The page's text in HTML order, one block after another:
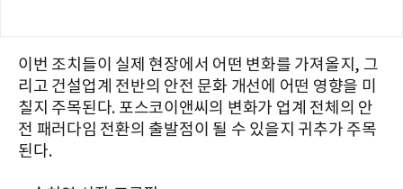
이번 조치들이 실제 현장에서 어떤 변화를 가져올지, 그
리고 건설업계 전반의 안전 문화 개선에 어떤 영향을 미
칠지 주목된다. 포스코이앤씨의 변화가 업계 전체의 안
전 패러다임 전환의 출발점이 될 수 있을지 귀추가 주목
된다.